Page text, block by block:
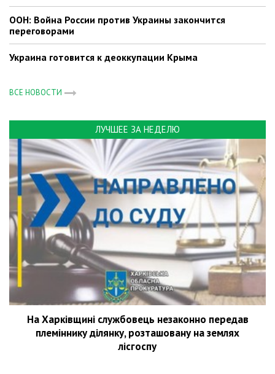
ООН: Война России против Украины закончится
переговорами
Украина готовится к деоккупации Крыма
ВСЕ НОВОСТИ
ЛУЧШЕЕ ЗА НЕДЕЛЮ
На Харківщині службовець незаконно передав
племіннику ділянку, розташовану на землях
лісгоспу